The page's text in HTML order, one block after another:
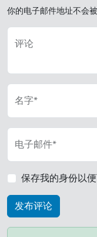
你的电子邮件地址不会被
评论
名字*
电子邮件*
保存我的身份以便